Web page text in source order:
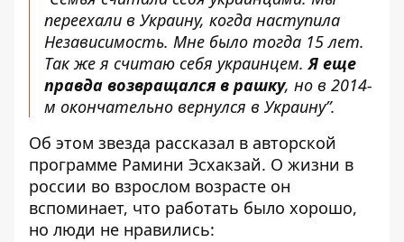
переехали в Украину, когда наступила
Независимость. Мне было тогда 15 лет.
Так же я считаю себя украинцем.Я еще
правда возвращался в рашку, но в 2014-
м окончательно вернулся в Украину”.
Об этом звезда рассказал в авторской
программе Рамини Эсхакзай. О жизни в
россии во взрослом возрасте он
вспоминает, что работать было хорошо,
но люди не нравились: